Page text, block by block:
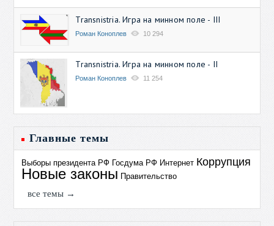
Transnistria. Игра на минном поле - III
Роман Коноплев 10 294
Transnistria. Игра на минном поле - II
Роман Коноплев 11 254
Главные темы
Выборы президента РФ Госдума РФ Интернет Коррупция
Новые законы Правительство
все темы →